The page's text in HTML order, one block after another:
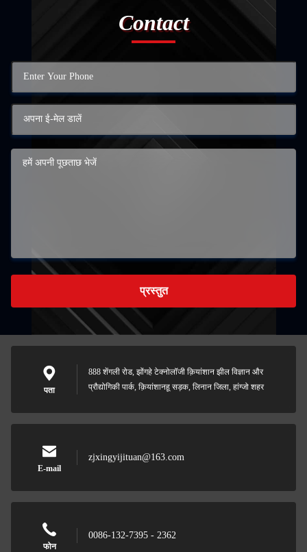
Contact
प्रस्तुत
पता
888 शेंगली रोड, झोंगहे टेक्नोलॉजी क़ियांशान झील विज्ञान और
प्रौद्योगिकी पार्क, क़ियांशानहू सड़क, लिनान जिला, हांग्जो शहर
E-mail
zjxingyijituan@163.com
फोन
0086-132-7395 - 2362